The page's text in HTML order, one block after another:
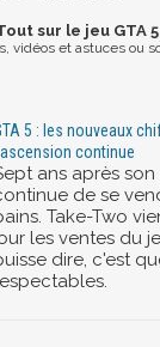
sur le jeu GTA
vidéos et astuces ou
5 : les nouveaux
continue
ans après son
de se
Take-Two
les ventes du
dire, c'est